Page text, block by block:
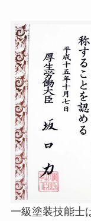
一級塗装技能士